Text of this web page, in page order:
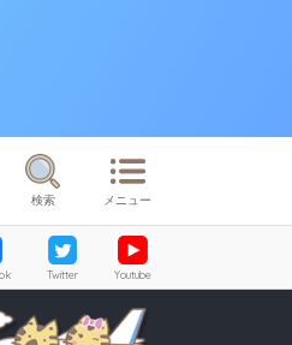
検索 メニュー
Twitter Youtube